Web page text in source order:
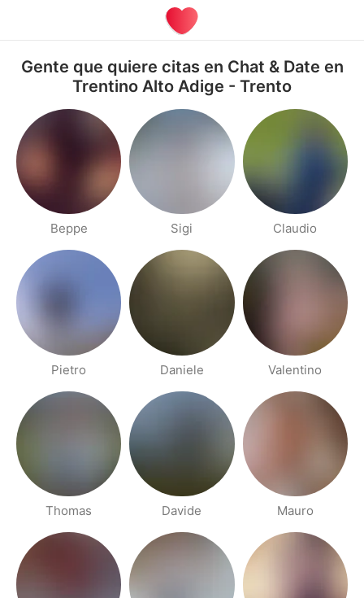
Gente que quiere citas en Chat & Date en
Trentino Alto Adige - Trento
Beppe Sigi Claudio
Pietro Daniele Valentino
Thomas Davide Mauro